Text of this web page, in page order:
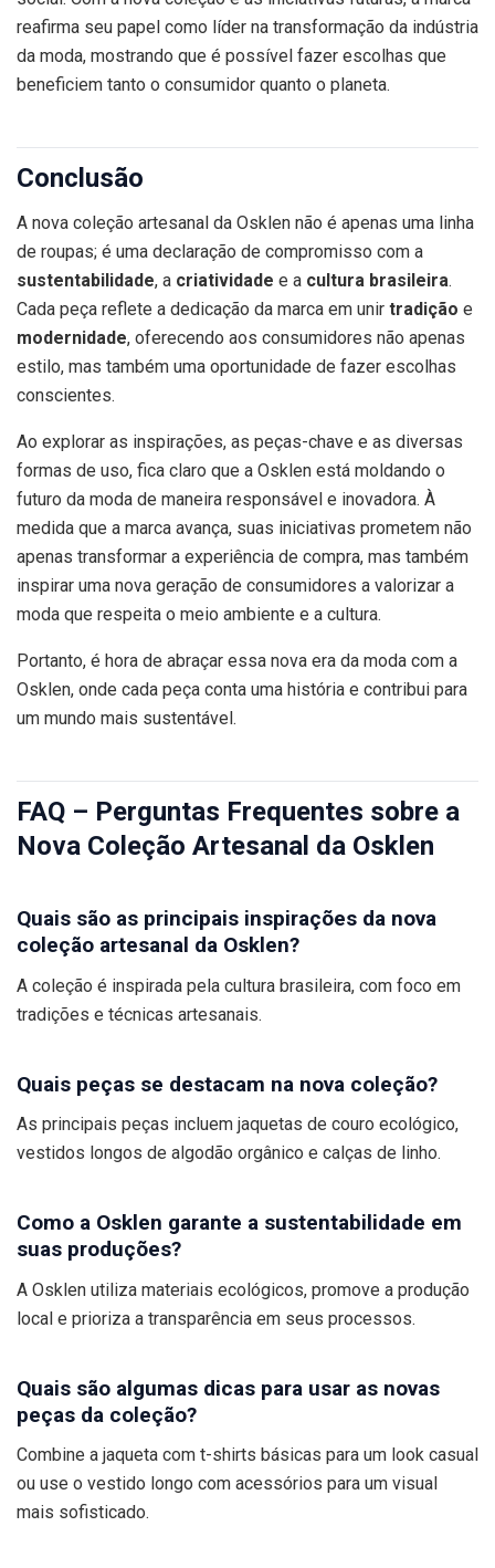
reafirma seu papel como líder na transformação da indústria
da moda, mostrando que é possível fazer escolhas que
beneficiem tanto o consumidor quanto o planeta.
Conclusão
A nova coleção artesanal da Osklen não é apenas uma linha
de roupas; é uma declaração de compromisso com a
sustentabilidade, a criatividade e a cultura brasileira.
Cada peça reflete a dedicação da marca em unir tradição e
modernidade, oferecendo aos consumidores não apenas
estilo, mas também uma oportunidade de fazer escolhas
conscientes.
Ao explorar as inspirações, as peças-chave e as diversas
formas de uso, fica claro que a Osklen está moldando o
futuro da moda de maneira responsável e inovadora. À
medida que a marca avança, suas iniciativas prometem não
apenas transformar a experiência de compra, mas também
inspirar uma nova geração de consumidores a valorizar a
moda que respeita o meio ambiente e a cultura.
Portanto, é hora de abraçar essa nova era da moda com a
Osklen, onde cada peça conta uma história e contribui para
um mundo mais sustentável.
FAQ – Perguntas Frequentes sobre a
Nova Coleção Artesanal da Osklen
Quais são as principais inspirações da nova
coleção artesanal da Osklen?
A coleção é inspirada pela cultura brasileira, com foco em
tradições e técnicas artesanais.
Quais peças se destacam na nova coleção?
As principais peças incluem jaquetas de couro ecológico,
vestidos longos de algodão orgânico e calças de linho.
Como a Osklen garante a sustentabilidade em
suas produções?
A Osklen utiliza materiais ecológicos, promove a produção
local e prioriza a transparência em seus processos.
Quais são algumas dicas para usar as novas
peças da coleção?
Combine a jaqueta com t-shirts básicas para um look casual
ou use o vestido longo com acessórios para um visual
mais sofisticado.